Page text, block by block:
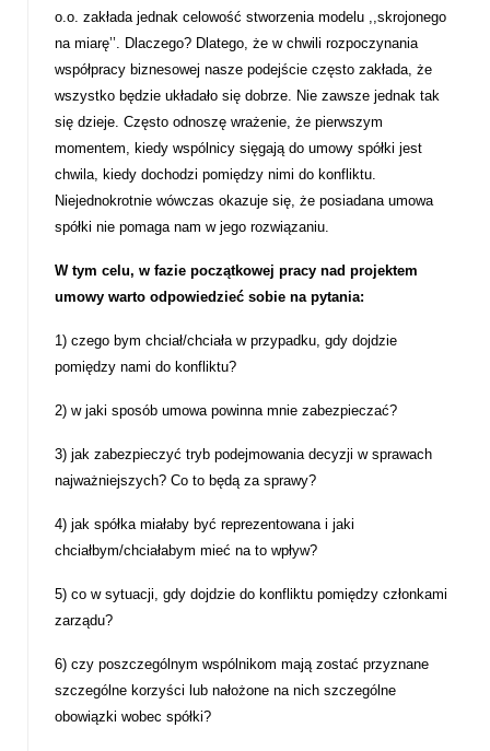
o.o. zakłada jednak celowość stworzenia modelu ,,skrojonego
na miarę’’. Dlaczego? Dlatego, że w chwili rozpoczynania
współpracy biznesowej nasze podejście często zakłada, że
wszystko będzie układało się dobrze. Nie zawsze jednak tak
się dzieje. Często odnoszę wrażenie, że pierwszym
momentem, kiedy wspólnicy sięgają do umowy spółki jest
chwila, kiedy dochodzi pomiędzy nimi do konfliktu.
Niejednokrotnie wówczas okazuje się, że posiadana umowa
spółki nie pomaga nam w jego rozwiązaniu.
W tym celu, w fazie początkowej pracy nad projektem
umowy warto odpowiedzieć sobie na pytania:
1) czego bym chciał/chciała w przypadku, gdy dojdzie
pomiędzy nami do konfliktu?
2) w jaki sposób umowa powinna mnie zabezpieczać?
3) jak zabezpieczyć tryb podejmowania decyzji w sprawach
najważniejszych? Co to będą za sprawy?
4) jak spółka miałaby być reprezentowana i jaki
chciałbym/chciałabym mieć na to wpływ?
5) co w sytuacji, gdy dojdzie do konfliktu pomiędzy członkami
zarządu?
6) czy poszczególnym wspólnikom mają zostać przyznane
szczególne korzyści lub nałożone na nich szczególne
obowiązki wobec spółki?